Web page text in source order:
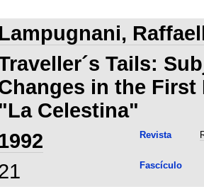
Lampugnani,
Tails:
in the
"La Celestina"
Revista
Fascículo